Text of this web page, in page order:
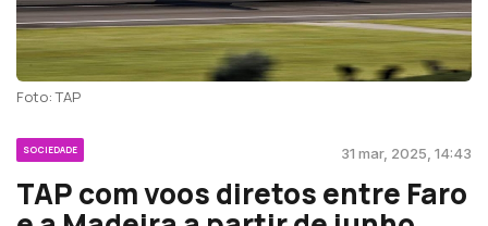
Foto: TAP
SOCIEDADE 31 mar, 2025, 14:43
TAP com voos diretos entre Faro